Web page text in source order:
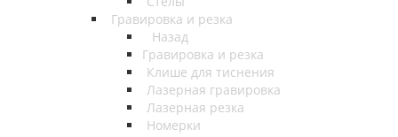
Гравировка и резка
Назад
Гравировка и резка
Клише для тиснения
Лазерная гравировка
Лазерная резка
Номерки